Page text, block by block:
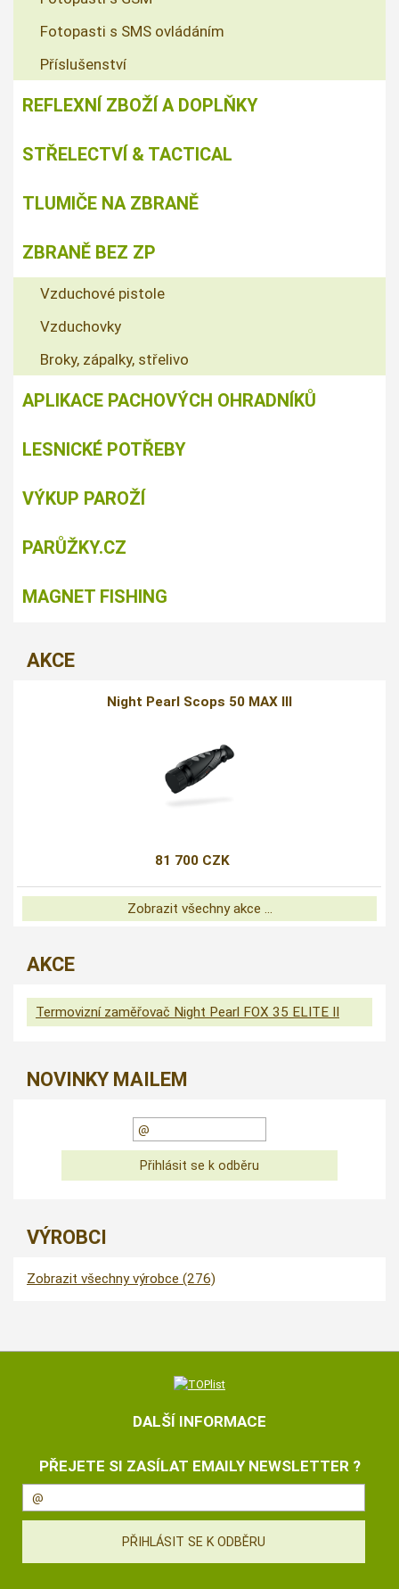
Fotopasti s SMS ovládáním
Příslušenství
REFLEXNÍ ZBOŽÍ A DOPLŇKY
STŘELECTVÍ & TACTICAL
TLUMIČE NA ZBRANĚ
ZBRANĚ BEZ ZP
Vzduchové pistole
Vzduchovky
Broky, zápalky, střelivo
APLIKACE PACHOVÝCH OHRADNÍKŮ
LESNICKÉ POTŘEBY
VÝKUP PAROŽÍ
PARŮŽKY.CZ
MAGNET FISHING
AKCE
Night Pearl Scops 50 MAX III
81 700 CZK
Zobrazit všechny akce ...
AKCE
Termovizní zaměřovač Night Pearl FOX 35 ELITE II
NOVINKY MAILEM
VÝROBCI
Zobrazit všechny výrobce (276)
DALŠÍ INFORMACE
PŘEJETE SI ZASÍLAT EMAILY NEWSLETTER ?